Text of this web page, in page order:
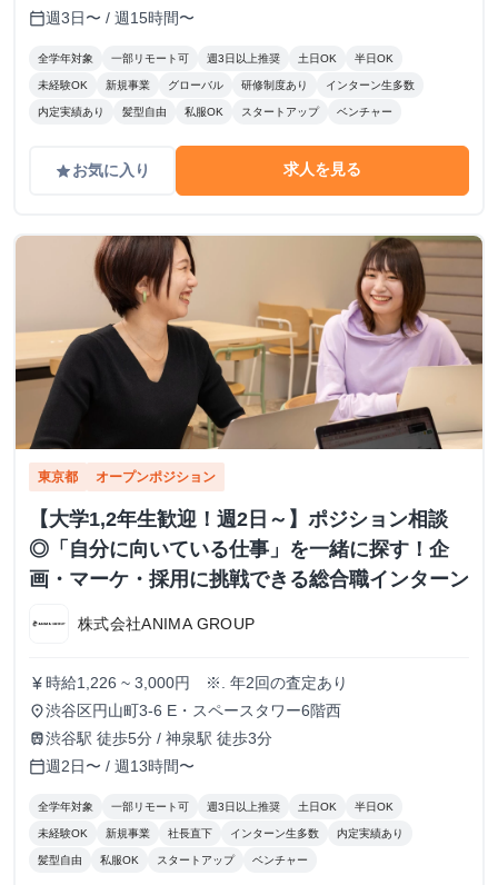
calendar_today週3日〜 / 週15時間〜
全学年対象 一部リモート可 週3日以上推奨 土日OK 半日OK
未経験OK 新規事業 グローバル 研修制度あり インターン生多数
内定実績あり 髪型自由 私服OK スタートアップ ベンチャー
gradeお気に入り 求人を見る
東京都 オープンポジション
【大学1,2年生歓迎！週2日～】ポジション相談
◎「自分に向いている仕事」を一緒に探す！企
画・マーケ・採用に挑戦できる総合職インターン
株式会社ANIMA GROUP
currency_yen 時給1,226 ~ 3,000円 ※. 年2回の査定あり
place渋谷区円山町3-6 E・スペースタワー6階西
train渋谷駅 徒歩5分 / 神泉駅 徒歩3分
calendar_today週2日〜 / 週13時間〜
全学年対象 一部リモート可 週3日以上推奨 土日OK 半日OK
未経験OK 新規事業 社長直下 インターン生多数 内定実績あり
髪型自由 私服OK スタートアップ ベンチャー